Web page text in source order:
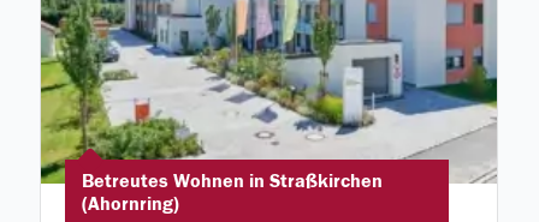
Betreutes Wohnen in Straßkirchen
(Ahornring)